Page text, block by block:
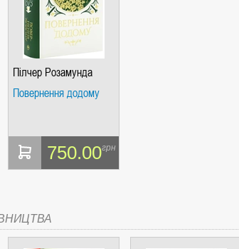
СЦЕНАРІЯХ). АНТОНІНА ШЕВЧУК. МАНДРІВЕЦЬ
Пілчер Розамунда
Повернення додому
750.00грн